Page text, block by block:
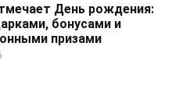
День рождения:
бонусами и
призами